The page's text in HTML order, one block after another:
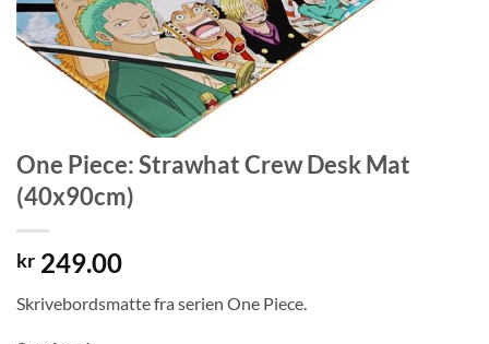
One Piece: Strawhat Crew Desk Mat
(40x90cm)
kr 249.00
Skrivebordsmatte fra serien One Piece.